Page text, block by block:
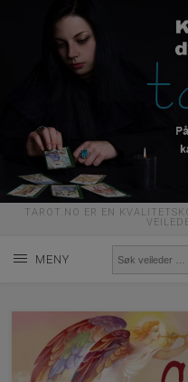
TAROT.NO ER EN
MENY